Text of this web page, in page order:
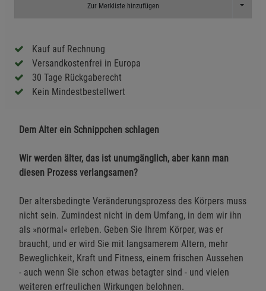
Zur Merkliste hinzufügen Toggle
Kauf auf Rechnung
Versandkostenfrei in Europa
30 Tage Rückgaberecht
Kein Mindestbestellwert
Dem Alter ein Schnippchen schlagen
Wir werden älter, das ist unumgänglich, aber kann man
diesen Prozess verlangsamen?
Der altersbedingte Veränderungsprozess des Körpers muss
nicht sein. Zumindest nicht in dem Umfang, in dem wir ihn
als »normal« erleben. Geben Sie Ihrem Körper, was er
braucht, und er wird Sie mit langsamerem Altern, mehr
Beweglichkeit, Kraft und Fitness, einem frischen Aussehen
- auch wenn Sie schon etwas betagter sind - und vielen
weiteren erfreulichen Wirkungen belohnen.